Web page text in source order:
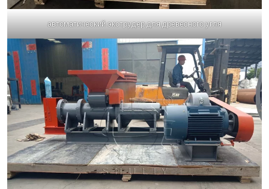
автоматический экструдер для древесного угля